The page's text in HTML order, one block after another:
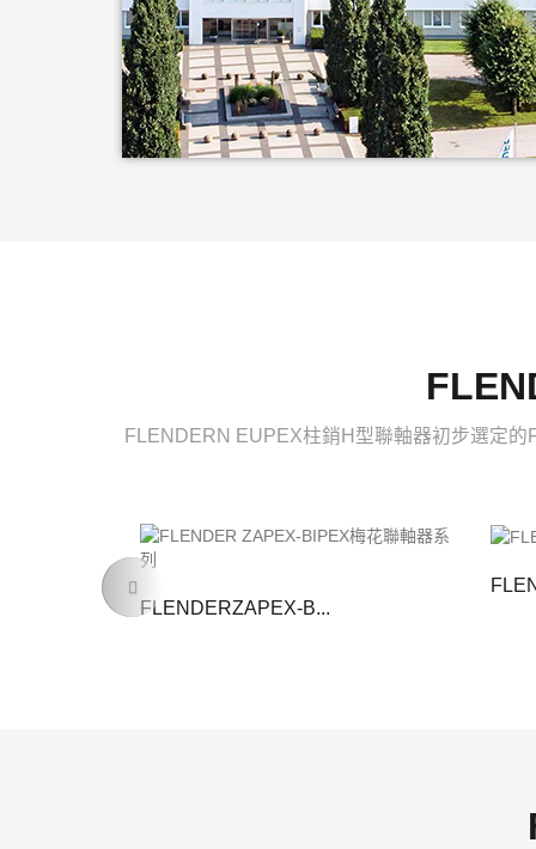
FLENDERN EUPEX柱銷H型聯軸器初步選定
FLENDERZAPEX-B...